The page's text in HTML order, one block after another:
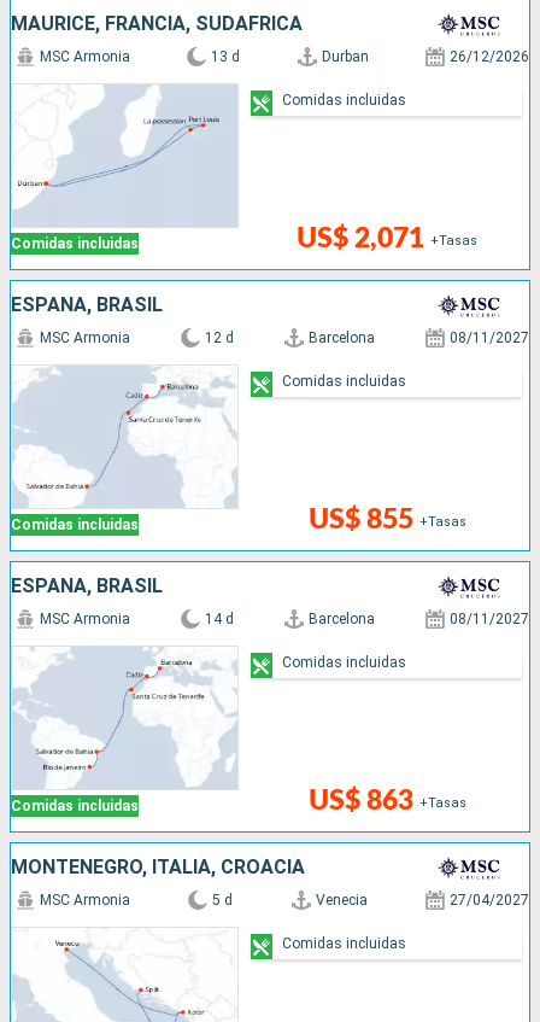
MAURICE, FRANCIA, SUDAFRICA
Comidas incluidas
MSC Armonia 13 d Durban 26/12/2026
US$ 2,071 +Tasas
Comidas incluidas
ESPAÑA, BRASIL
Comidas incluidas
MSC Armonia 12 d Barcelona 08/11/2027
US$ 855 +Tasas
Comidas incluidas
ESPAÑA, BRASIL
Comidas incluidas
MSC Armonia 14 d Barcelona 08/11/2027
US$ 863 +Tasas
Comidas incluidas
MONTENEGRO, ITALIA, CROACIA
MSC Armonia 5 d Venecia 27/04/2027
Comidas incluidas